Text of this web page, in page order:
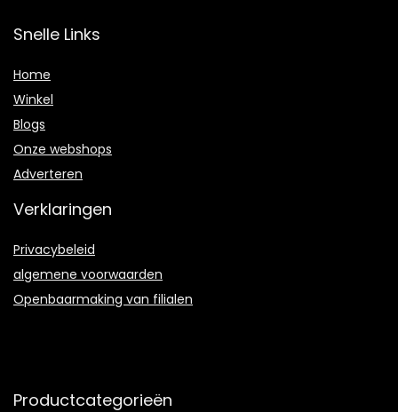
Snelle Links
Home
Winkel
Blogs
Onze webshops
Adverteren
Verklaringen
Privacybeleid
algemene voorwaarden
Openbaarmaking van filialen
Productcategorieën